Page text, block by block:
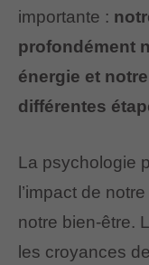
importante :
profondément
énergie et
différentes
La psychologie
l’impact de
notre bien-être.
les croyances